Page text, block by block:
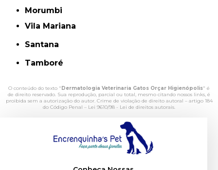
Morumbi
Vila Mariana
Santana
Tamboré
O conteúdo do texto "Dermatologia Veterinaria Gatos Orçar Higienópolis" é
de direito reservado. Sua reprodução, parcial ou total, mesmo citando nossos links, é
proibida sem a autorização do autor. Crime de violação de direito autoral – artigo 184
do Código Penal – Lei 9610/98 - Lei de direitos autorais.